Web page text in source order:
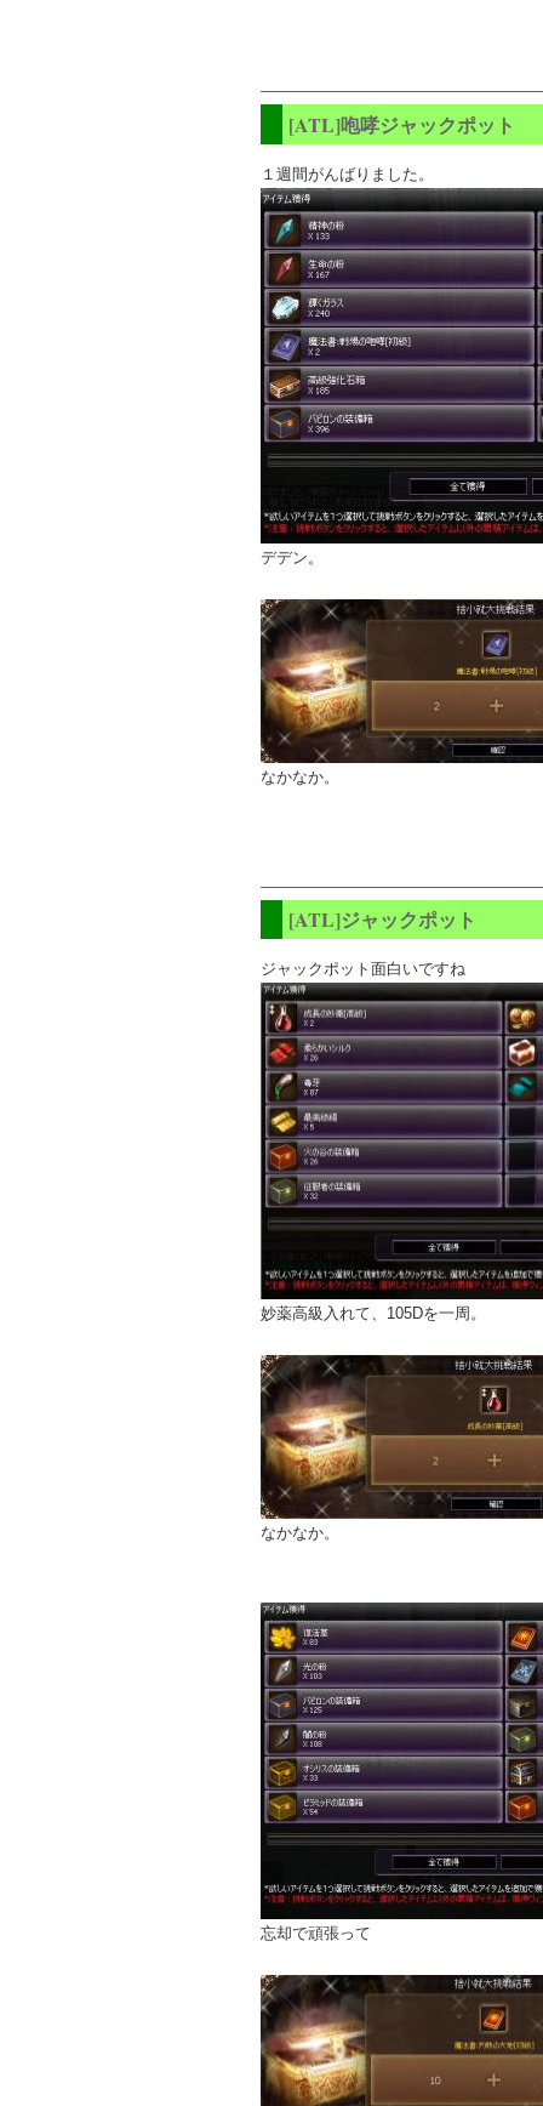
[ATL]咆哮ジャックポット
１週間がんばりました。
デデン。
なかなか。
[ATL]ジャックポット
ジャックポット面白いですね
妙薬高級入れて、105Dを一周。
なかなか。
忘却で頑張って